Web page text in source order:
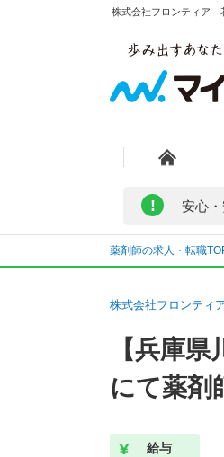
株式会社フロンティア
! 安心
薬剤師の求人・転職
株式会社フロンティ
【兵庫
にて薬剤
給与